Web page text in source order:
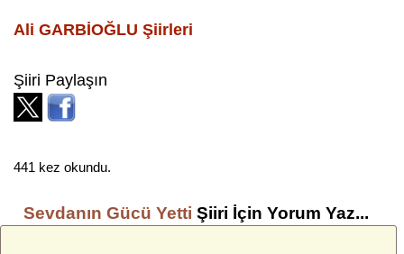
Ali GARBİOĞLU Şiirleri
Şiiri Paylaşın
441 kez okundu.
Sevdanın Gücü Yetti Şiiri İçin Yorum Yaz...